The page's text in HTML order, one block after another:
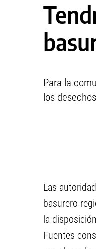
Para la
los
Las
basurero
la
Fuentes